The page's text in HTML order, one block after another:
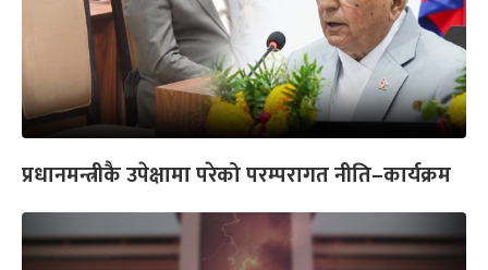
प्रधानमन्त्रीकै उपेक्षामा परेको परम्परागत नीति–कार्यक्रम